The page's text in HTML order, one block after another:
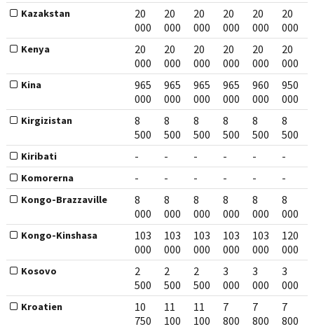
Kazakstan
20
000
20
000
20
000
20
000
20
000
20
000
Kenya
20
000
20
000
20
000
20
000
20
000
20
000
Kina
965
000
965
000
965
000
965
000
960
000
950
000
Kirgizistan
8
500
8
500
8
500
8
500
8
500
8
500
Kiribati - - - - - -
Komorerna - - - - - -
Kongo-Brazzaville
8
000
8
000
8
000
8
000
8
000
8
000
Kongo-Kinshasa
103
000
103
000
103
000
103
000
103
000
120
000
Kosovo
2
500
2
500
2
500
3
000
3
000
3
000
Kroatien
10
750
11
100
11
100
7
800
7
800
7
800